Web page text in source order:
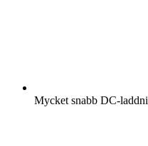
Mycket snabb DC-